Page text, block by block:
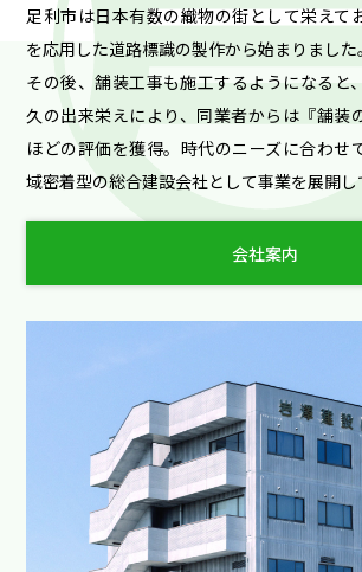
足利市は日本有数の織物の街として栄えて
を応用した道路標識の製作から始まりました。
その後、舗装工事も施工するようになると
久の出来栄えにより、同業者からは『舗装
ほどの評価を獲得。時代のニーズに合わせ
域密着型の総合建設会社として事業を展開し
会社案内